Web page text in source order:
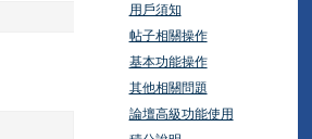
用戶須知
帖子相關操作
基本功能操作
其他相關問題
論壇高級功能使用